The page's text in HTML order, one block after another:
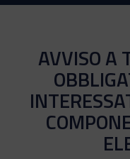
AVVISO A